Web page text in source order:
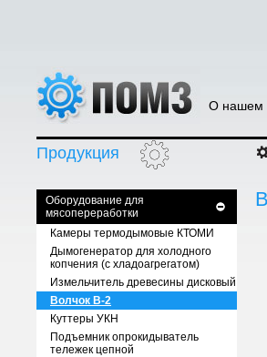
О нашем
Продукция
Оборудование для
мясопереработки
Камеры термодымовые КТОМИ
Дымогенератор для холодного
копчения (с хладоагрегатом)
Измельчитель древесины дисковый
Волчок В-2
Куттеры УКН
Подъемник опрокидыватель
тележек цепной